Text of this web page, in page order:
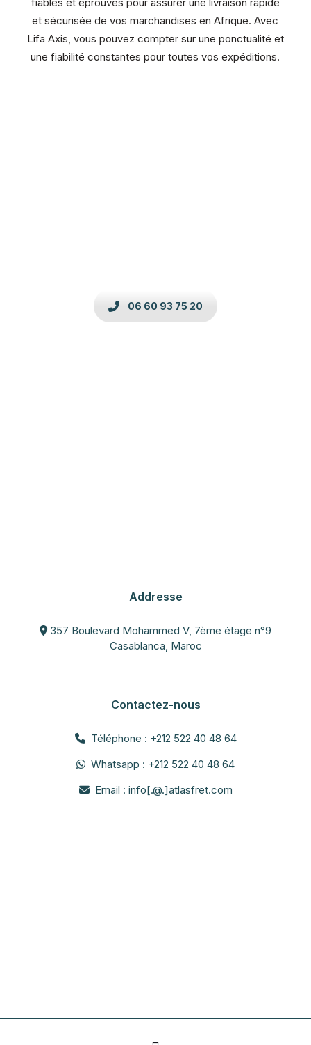
et sécurisée de vos marchandises en Afrique. Avec
Lifa Axis, vous pouvez compter sur une ponctualité et
une fiabilité constantes pour toutes vos expéditions.
06 60 93 75 20
Addresse
357 Boulevard Mohammed V, 7ème étage n°9
Casablanca, Maroc
Contactez-nous
Téléphone : +212 522 40 48 64
Whatsapp : +212 522 40 48 64
Email : info[.@.]atlasfret.com